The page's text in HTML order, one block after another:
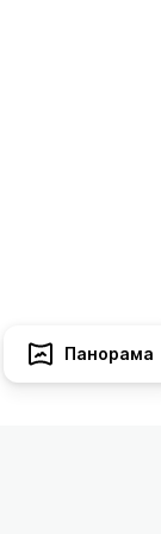
Панорама